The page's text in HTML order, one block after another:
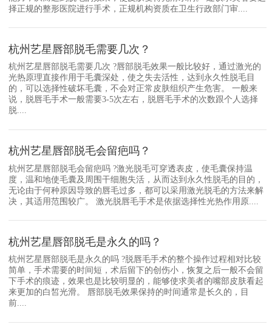
择正规的整形医院进行手术，正规机构资质在卫生行政部门审....
杭州艺星唇部脱毛需要几次？
杭州艺星唇部脱毛需要几次 ?唇部脱毛效果一般比较好，通过激光的
光热原理直接作用于毛囊深处，使之失去活性，达到永久性脱毛目
的，可以选择性破坏毛囊，不会对正常皮肤组织产生危害。 一般来
说，脱唇毛手术一般需要3-5次左右，脱唇毛手术的次数跟个人选择
脱....
杭州艺星唇部脱毛会留疤吗？
杭州艺星唇部脱毛会留疤吗 ?激光脱毛可穿透表皮，使毛囊保持温
度，温和地使毛囊及周围干细胞失活，从而达到永久性脱毛的目的，
无论由于何种原因导致的唇毛过多，都可以采用激光脱毛的方法来解
决，其适用范围较广。 激光脱唇毛手术是依据选择性光热作用原....
杭州艺星唇部脱毛是永久的吗？
杭州艺星唇部脱毛是永久的吗 ?脱唇毛手术的整个操作过程相对比较
简单，手术需要的时间短，术后留下的创伤小，恢复之后一般不会留
下手术的痕迹，效果也是比较明显的，能够使求美者的嘴部皮肤看起
来更加的白皙光滑。 唇部脱毛效果保持的时间通常是长久的，目
前....